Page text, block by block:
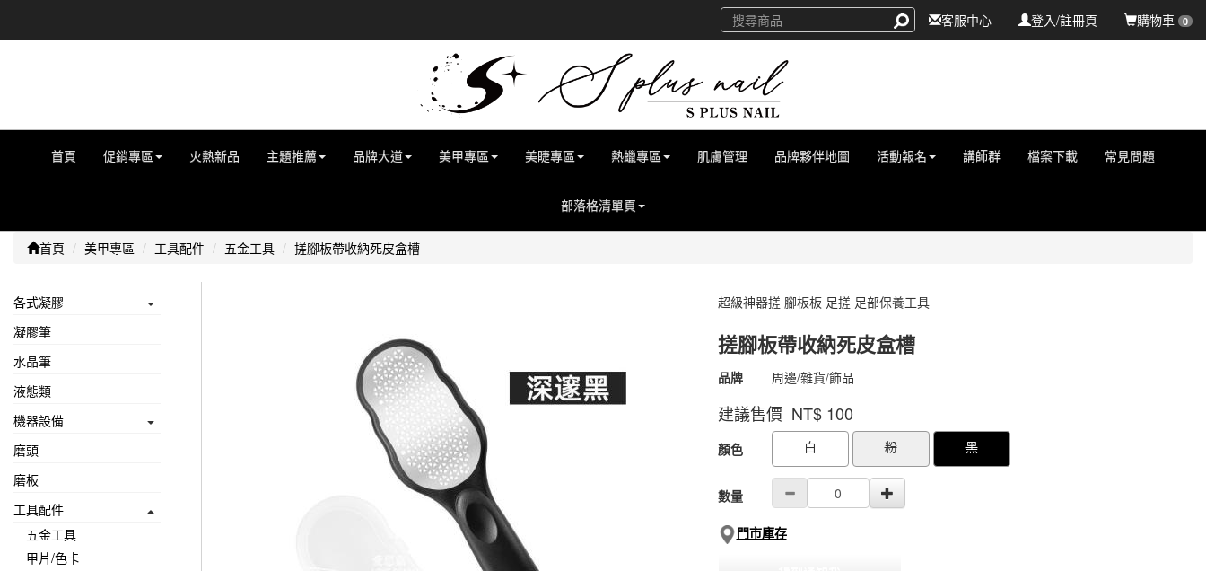
購物車 0
登入/註冊頁
客服中心
首頁 促銷專區 火熱新品 主題推薦 品牌大道 美甲專區 美睫專區 熱蠟專區 肌膚管理 品牌夥伴地圖 活動報名 講師群 檔案下載 常見問題
部落格清單頁
首頁 美甲專區 工具配件 五金工具 搓腳板帶收納死皮盒槽
各式凝膠
凝膠筆
水晶筆
液態類
機器設備
磨頭
磨板
工具配件
五金工具
甲片/色卡
超級神器搓 腳板板 足搓 足部保養工具
搓腳板帶收納死皮盒槽
商品代號 4500000002177
4500000002177
品牌 周邊/雜貨/飾品
建議售價 NT$ 100
GOODS000000000000001326526 GOODS000000000000001327313
顏色 白 粉 黑
數量
門市庫存